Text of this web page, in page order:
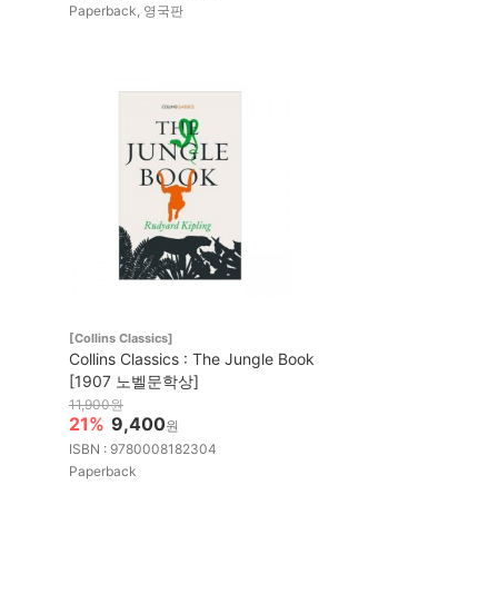
Paperback, 영국판
[Collins Classics]
Collins Classics : The Jungle Book
[1907 노벨문학상]
11,900원
21% 9,400원
ISBN : 9780008182304
Paperback